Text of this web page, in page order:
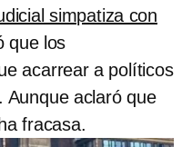
simpatiza con
que los
acarrear a políticos
Aunque aclaró que
fracasa.